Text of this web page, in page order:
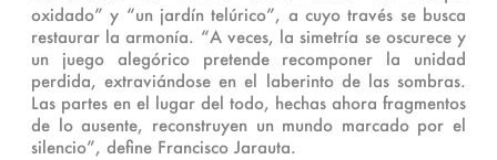
oxidado” y “un jardín telúrico”, a cuyo través se busca
restaurar la armonía. “A veces, la simetría se oscurece y
un juego alegórico pretende recomponer la unidad
perdida, extraviándose en el laberinto de las sombras.
Las partes en el lugar del todo, hechas ahora fragmentos
de lo ausente, reconstruyen un mundo marcado por el
silencio”, define Francisco Jarauta.